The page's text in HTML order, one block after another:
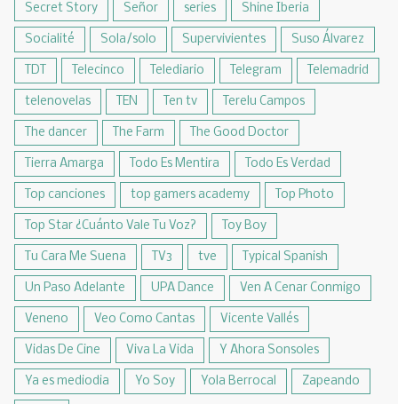
Secret Story Señor series Shine Iberia
Socialité Sola/solo Supervivientes Suso Álvarez
TDT Telecinco Telediario Telegram Telemadrid
telenovelas TEN Ten tv Terelu Campos
The dancer The Farm The Good Doctor
Tierra Amarga Todo Es Mentira Todo Es Verdad
Top canciones top gamers academy Top Photo
Top Star ¿Cuánto Vale Tu Voz? Toy Boy
Tu Cara Me Suena TV3 tve Typical Spanish
Un Paso Adelante UPA Dance Ven A Cenar Conmigo
Veneno Veo Como Cantas Vicente Vallés
Vidas De Cine Viva La Vida Y Ahora Sonsoles
Ya es mediodia Yo Soy Yola Berrocal Zapeando